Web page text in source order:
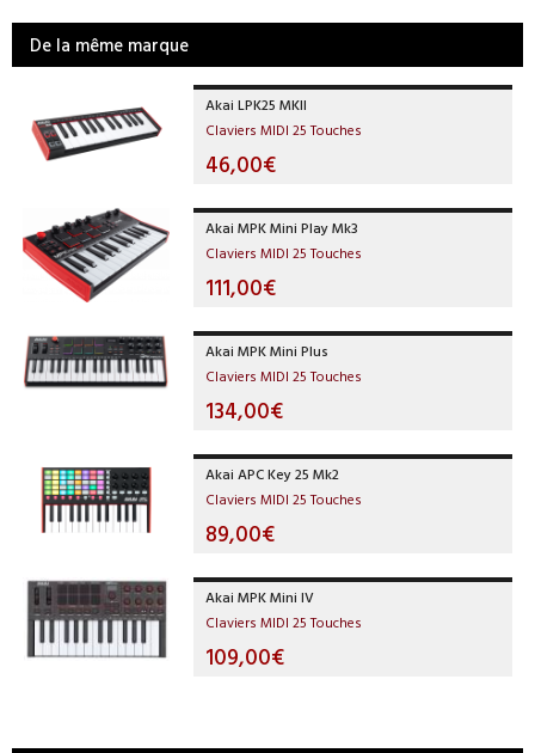
De la même marque
Akai LPK25 MKII
Claviers MIDI 25 Touches
46,00€
Akai MPK Mini Play Mk3
Claviers MIDI 25 Touches
111,00€
Akai MPK Mini Plus
Claviers MIDI 25 Touches
134,00€
Akai APC Key 25 Mk2
Claviers MIDI 25 Touches
89,00€
Akai MPK Mini IV
Claviers MIDI 25 Touches
109,00€